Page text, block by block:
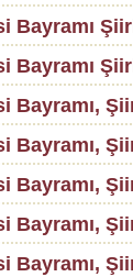
Bayramı
Bayramı
Bayramı,
Bayramı,
Bayramı,
Bayramı,
Bayramı,